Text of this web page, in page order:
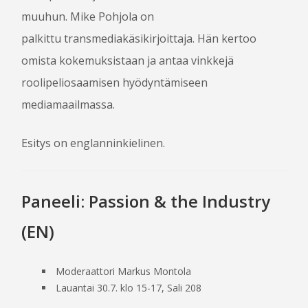
muuhun. Mike Pohjola on
palkittu transmedia­käsikirjoittaja. Hän kertoo
omista kokemuksistaan ja antaa vinkkejä
roolipeliosaamisen hyödyntämiseen
mediamaailmassa.
Esitys on englanninkielinen.
Paneeli: Passion & the Industry
(EN)
Moderaattori Markus Montola
Lauantai 30.7. klo 15-17, Sali 208